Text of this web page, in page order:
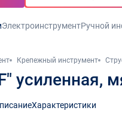
ЭлектроинструментРучной
Крепежный инструмент
усиленная,
Характеристики